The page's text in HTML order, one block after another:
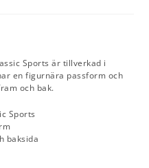
Sports är tillverkad i
en figurnära passform och
och bak.
Sports
baksida